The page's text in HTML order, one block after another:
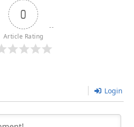
0
Article Rating
Login